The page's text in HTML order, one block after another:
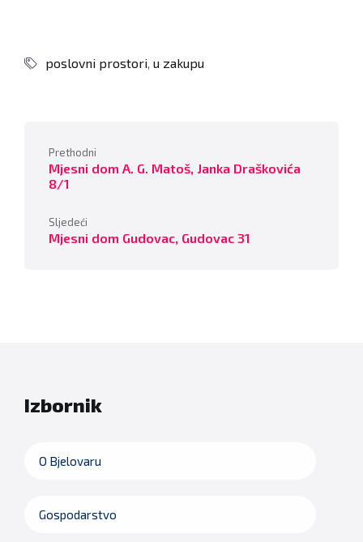
poslovni prostori, u zakupu
Prethodni
Mjesni dom A. G. Matoš, Janka Draškovića
8/1
Sljedeći
Mjesni dom Gudovac, Gudovac 31
Izbornik
O Bjelovaru
Gospodarstvo